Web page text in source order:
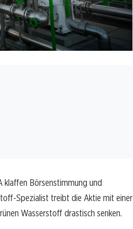
klaffen Börsenstimmung und
Spezialist treibt die Aktie mit einer
Wasserstoff drastisch senken.